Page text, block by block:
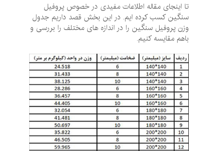
تا اینجای مقاله اطلاعات مفیدی در خصوص پروفیل
سنگین کسب کرده ایم. در این بخش قصد داریم جدول
وزن پروفیل سنگین را در اندازه های مختلف را بررسی و
باهم مقایسه کنیم.